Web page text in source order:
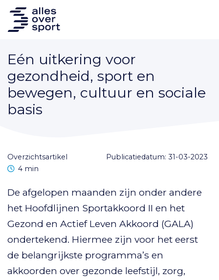
Eén uitkering voor
gezondheid, sport en
bewegen, cultuur en sociale
basis
overzichtsartikel
Publicatiedatum: 31-03-2023
Leestijd
4 min
De afgelopen maanden zijn onder andere
het Hoofdlijnen Sportakkoord II en het
Gezond en Actief Leven Akkoord (GALA)
ondertekend. Hiermee zijn voor het eerst
de belangrijkste programma’s en
akkoorden over gezonde leefstijl, zorg,